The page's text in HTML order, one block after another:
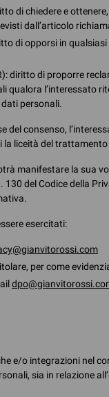
di chiedere e
dall’articolo
di opporsi in
diritto di proporre
qualora l’interessato
personali.
consenso,
liceità del
manifestare la sua
del Codice della
esercitati:
per come
e/o integrazioni nel
sia in relazione